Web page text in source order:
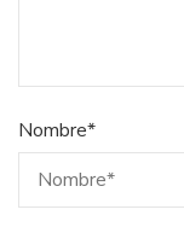
Nombre*